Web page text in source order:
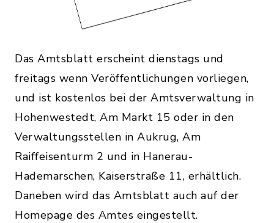
Das Amtsblatt erscheint dienstags und
freitags wenn Veröffentlichungen vorliegen,
und ist kostenlos bei der Amtsverwaltung in
Hohenwestedt, Am Markt 15 oder in den
Verwaltungsstellen in Aukrug, Am
Raiffeisenturm 2 und in Hanerau-
Hademarschen, Kaiserstraße 11, erhältlich.
Daneben wird das Amtsblatt auch auf der
Homepage des Amtes eingestellt.